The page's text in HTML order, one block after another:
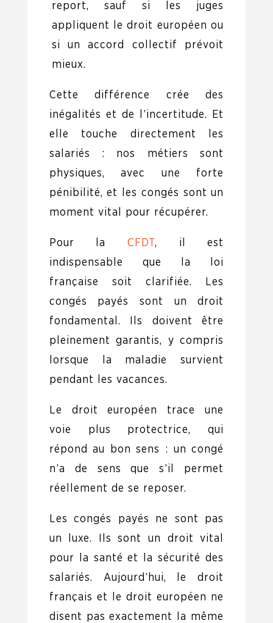
report, sauf si les juges
appliquent le droit européen ou
si un accord collectif prévoit
mieux.
Cette différence crée des
inégalités et de l’incertitude. Et
elle touche directement les
salariés : nos métiers sont
physiques, avec une forte
pénibilité, et les congés sont un
moment vital pour récupérer.
Pour la CFDT, il est
indispensable que la loi
française soit clarifiée. Les
congés payés sont un droit
fondamental. Ils doivent être
pleinement garantis, y compris
lorsque la maladie survient
pendant les vacances.
Le droit européen trace une
voie plus protectrice, qui
répond au bon sens : un congé
n’a de sens que s’il permet
réellement de se reposer.
Les congés payés ne sont pas
un luxe. Ils sont un droit vital
pour la santé et la sécurité des
salariés. Aujourd’hui, le droit
français et le droit européen ne
disent pas exactement la même